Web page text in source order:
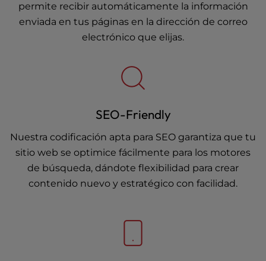
permite recibir automáticamente la información
enviada en tus páginas en la dirección de correo
electrónico que elijas.
SEO-Friendly
Nuestra codificación apta para SEO garantiza que tu
sitio web se optimice fácilmente para los motores
de búsqueda, dándote flexibilidad para crear
contenido nuevo y estratégico con facilidad.